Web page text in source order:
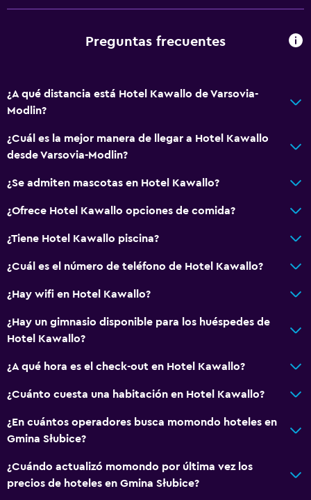
Desayuno en la habitación
Mesa de comedor
Servicios básicos
Wifi disponible en todas las instalaciones
Internet
Extinguidor
Calefacción
Aire acondicionado
Wifi gratis
Ropa de cama
Toallas
Servicios y facilidades
Centro de negocios
Servicio de despertador
Preguntas frecuentes
¿A qué distancia está Hotel Kawallo de Varsovia-
Modlin?
¿Cuál es la mejor manera de llegar a Hotel Kawallo
desde Varsovia-Modlin?
¿Se admiten mascotas en Hotel Kawallo?
¿Ofrece Hotel Kawallo opciones de comida?
¿Tiene Hotel Kawallo piscina?
¿Cuál es el número de teléfono de Hotel Kawallo?
¿Hay wifi en Hotel Kawallo?
¿Hay un gimnasio disponible para los huéspedes de
Hotel Kawallo?
¿A qué hora es el check-out en Hotel Kawallo?
¿Cuánto cuesta una habitación en Hotel Kawallo?
¿En cuántos operadores busca momondo hoteles en
Gmina Słubice?
¿Cuándo actualizó momondo por última vez los
precios de hoteles en Gmina Słubice?